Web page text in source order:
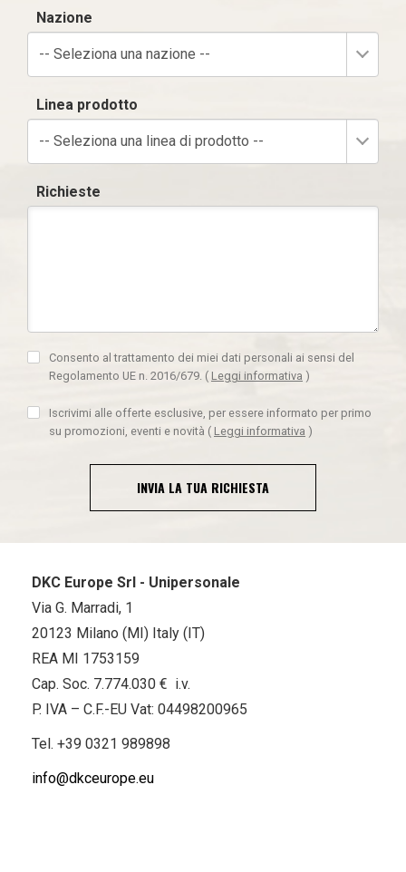
Nazione
-- Seleziona una nazione --
Linea prodotto
-- Seleziona una linea di prodotto --
Richieste
Consento al trattamento dei miei dati personali ai sensi del
Regolamento UE n. 2016/679. ( Leggi informativa )
Iscrivimi alle offerte esclusive, per essere informato per primo
su promozioni, eventi e novità ( Leggi informativa )
INVIA LA TUA RICHIESTA
DKC Europe Srl - Unipersonale
Via G. Marradi, 1
20123 Milano (MI) Italy (IT)
REA MI 1753159
Cap. Soc. 7.774.030 € i.v.
P. IVA – C.F.-EU Vat: 04498200965
Tel. +39 0321 989898
info@dkceurope.eu